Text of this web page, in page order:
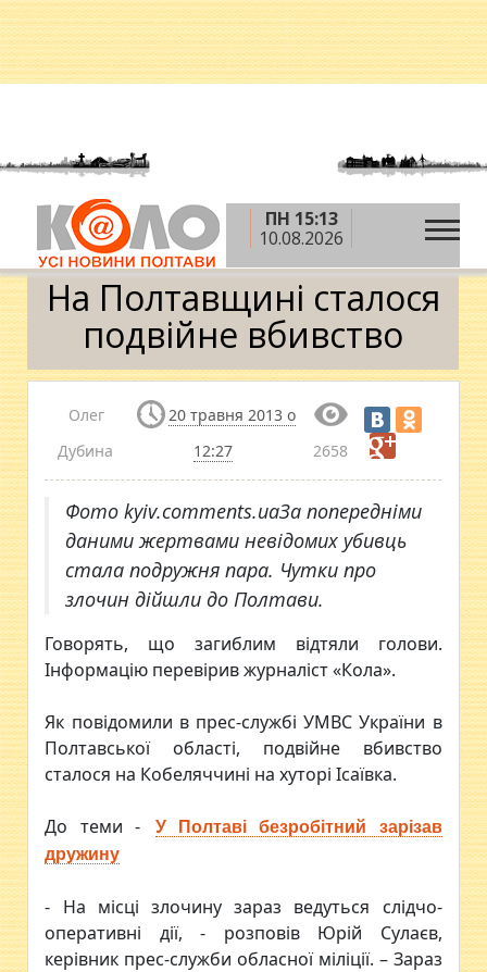
ПН 15:13
10.08.2026
Головна » Новини » Ситуація »На
Полтавщині сталося подвійне вбивство
На Полтавщині сталося
подвійне вбивство
Олег
Дубина
20 травня 2013 о
12:27
2658
Фото kyiv.comments.uaЗа попередніми
даними жертвами невідомих убивць
стала подружня пара. Чутки про
злочин дійшли до Полтави.
Говорять, що загиблим відтяли голови.
Інформацію перевірив журналіст «Кола».
Як повідомили в прес-службі УМВС України в
Полтавської області, подвійне вбивство
сталося на Кобеляччині на хуторі Ісаївка.
До теми -
У Полтаві безробітний зарізав
дружину
- На місці злочину зараз ведуться слідчо-
оперативні дії, - розповів Юрій Сулаєв,
керівник прес-служби обласної міліції. – Зараз